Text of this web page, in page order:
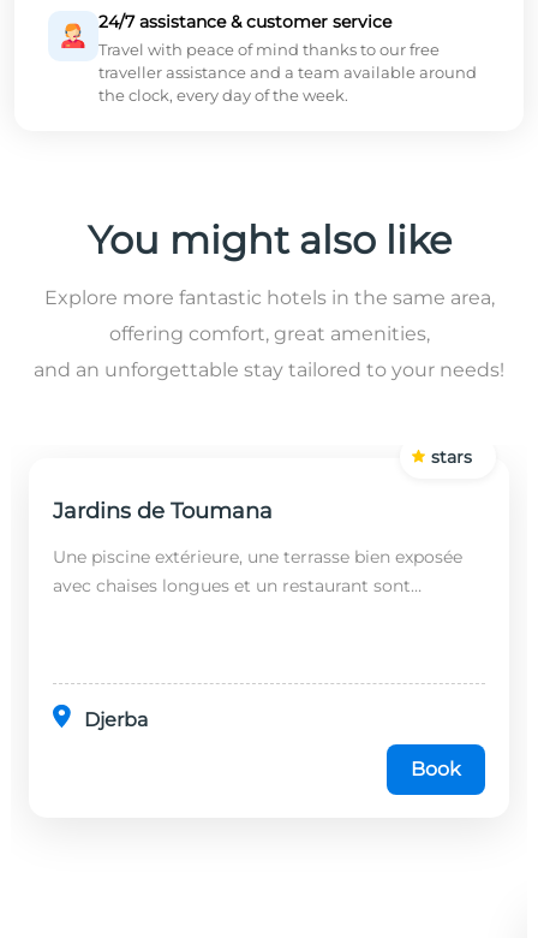
24/7 assistance & customer service
Travel with peace of mind thanks to our free
traveller assistance and a team available around
the clock, every day of the week.
You might also like
Explore more fantastic hotels in the same area,
offering comfort, great amenities,
and an unforgettable stay tailored to your needs!
Jardins de Toumana
Une piscine extérieure, une terrasse bien exposée
avec chaises longues et un restaurant sont
Djerba
stars
Book